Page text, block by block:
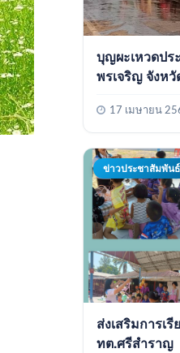
บุญผะเหวดประจำปี บ้านนาคำ ต.ศรีส
พรเจริญ จังห
17 เมษายน
ข่าวประชาสัมพันธ์
ส่งเสริมการเ
ทต.ศรีสำราญ